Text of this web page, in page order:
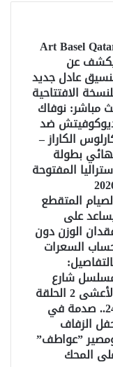
Art Basel
عن
عادل جديد
الافتتاحية
مباشر: نوفاك
ضد
الكاراز –
بطولة
المفتوحة
المتقطع
على
الوزن دون
السعرات
شارع
الأعشى 2 الحلقة
24.. صدمة في
الزفاف
”عواطف”
المحك